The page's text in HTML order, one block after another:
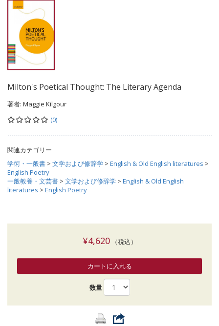
Milton's Poetical Thought: The Literary Agenda
著者: Maggie Kilgour
(0)
関連カテゴリー
学術・一般書 > 文学および修辞学 > English & Old English literatures >
English Poetry
一般教養・文芸書 > 文学および修辞学 > English & Old English
literatures > English Poetry
¥4,620（税込）
カートに入れる
数量